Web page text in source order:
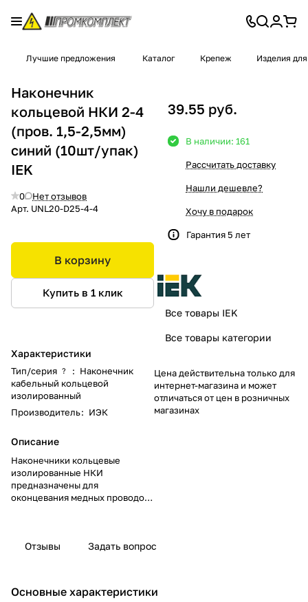
Лучшие предложения Каталог Крепеж Изделия
Наконечник
кольцевой НКИ 2-4
(пров. 1,5-2,5мм)
синий (10шт/упак)
IEK
0
Нет отзывов
Арт. UNL20-D25-4-4
В корзину
Купить в 1 клик
Характеристики
Тип/серия ? : Наконечник
кабельный кольцевой
изолированный
Производитель: ИЭК
Описание
Наконечники кольцевые
изолированные НКИ
предназначены для
оконцевания медных проводов
соответствующее крепежное
Наконечники выпускаются с
39.55 руб.
В наличии: 161
Рассчитать доставку
Нашли дешевле?
Хочу в подарок
Гарантия 5 лет
Все товары IEK
Все товары категории
Цена действительна только для
интернет-магазина и может
отличаться от цен в розничных
магазинах
Отзывы Задать вопрос
Основные характеристики